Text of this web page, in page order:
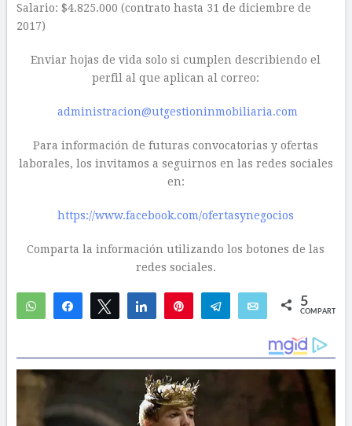
Salario: $4.825.000 (contrato hasta 31 de diciembre de
2017)
Enviar hojas de vida solo si cumplen describiendo el
perfil al que aplican al correo:
administracion@utgestioninmobiliaria.com
Para información de futuras convocatorias y ofertas
laborales, los invitamos a seguirnos en las redes sociales
en:
https://www.facebook.com/ofertasynegocios
Comparta la información utilizando los botones de las
redes sociales.
WhatsAppCompartirTwittear Compartir Telegram Email 5
COMPARTIR